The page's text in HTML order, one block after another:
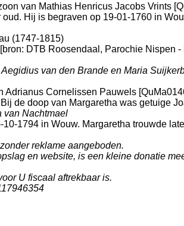
van Mathias Henricus Jacobs Vrints
Hij is begraven op 19-01-1760 in
(1747-1815)
[bron: DTB Roosendaal, Parochie Nispen -
Aegidius van den Brande en Maria
Adrianus Cornelissen Pauwels
de doop van Margaretha was getuige
van Nachtmael
10-1794 in Wouw. Margaretha trouwde
reklame aangeboden.
en website, is een kleine donatie
U fiscaal aftrekbaar is.